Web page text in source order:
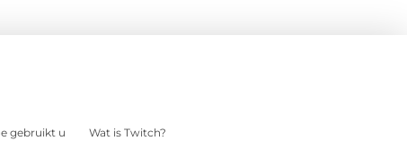
gebruikt u
Wat is Twitch?